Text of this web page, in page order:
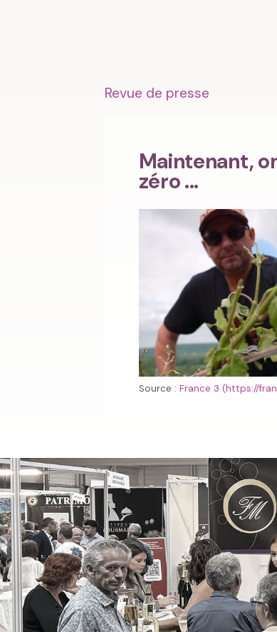
Revue de presse
Maintenant,
zéro ...
Source : France 3 (https://